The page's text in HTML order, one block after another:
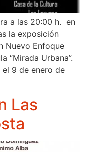
a las 20:00 h. en
la exposición
Nuevo Enfoque
“Mirada Urbana”.
9 de enero de
Las